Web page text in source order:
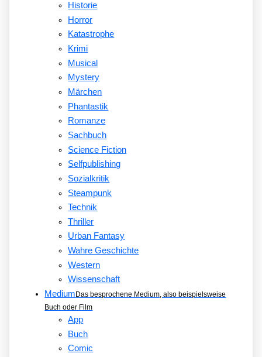
Historie
Horror
Katastrophe
Krimi
Musical
Mystery
Märchen
Phantastik
Romanze
Sachbuch
Science Fiction
Selfpublishing
Sozialkritik
Steampunk
Technik
Thriller
Urban Fantasy
Wahre Geschichte
Western
Wissenschaft
Medium Das besprochene Medium, also beispielsweise
Buch oder Film
App
Buch
Comic